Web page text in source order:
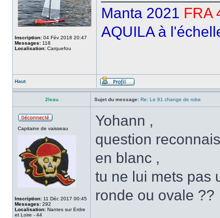
Inscription: 04 Fév 2018 20:47
Messages: 118
Localisation: Carquefou
Manta 2021 FRA
AQUILA à
Haut
2leau Sujet du message: Re: Le 91 change de robe
Capitaine de vaisseau
Inscription: 11 Déc 2017 00:45
Messages: 292
Localisation: Nantes sur Erdre
et Loire - 44
Yohann ,
question
en blanc ,
tu ne lui mets pas
ronde ou ovale ??